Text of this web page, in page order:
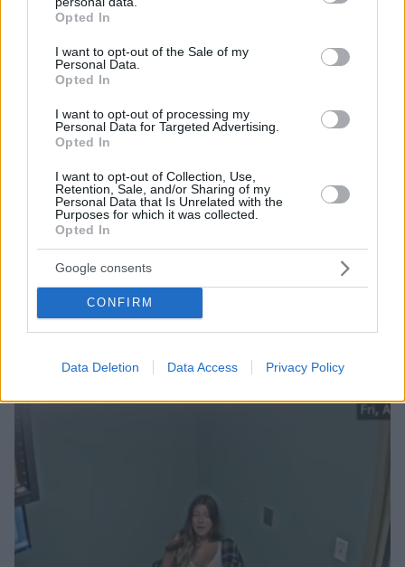
grant or deny consent to Google and its third-party tags to
use your data for below specified purposes in below Google
consent section.
Opted In
I want to opt-out of the Sale of my
Personal Data.
Opted In
I want to opt-out of processing my
Personal Data for Targeted Advertising.
Opted In
I want to opt-out of Collection, Use,
Retention, Sale, and/or Sharing of my
Personal Data that Is Unrelated with the
Purposes for which it was collected.
Opted In
Google consents
CONFIRM
Data Deletion Data Access Privacy Policy
Το «σκουλήκι του διαβόλου» που ζει 1,3 χιλιόμετρα
κάτω από τη Γη και αλλάζει όσα γνωρίζαμε για τη
08.08.2026, 08:57